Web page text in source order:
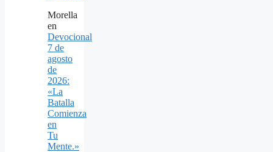
Morella
en
Devocional
7 de
agosto
de
2026:
«La
Batalla
Comienza
en
Tu
Mente.»